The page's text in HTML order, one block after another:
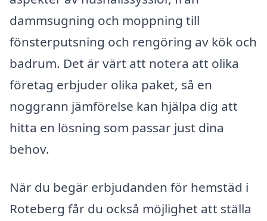
dammsugning och moppning till
fönsterputsning och rengöring av kök och
badrum. Det är värt att notera att olika
företag erbjuder olika paket, så en
noggrann jämförelse kan hjälpa dig att
hitta en lösning som passar just dina
behov.
När du begär erbjudanden för hemstäd i
Roteberg får du också möjlighet att ställa